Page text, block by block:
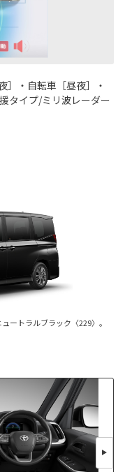
］・自転車［昼夜］・
タイプ/ミリ波レーダー
ートラルブラック〈229〉。